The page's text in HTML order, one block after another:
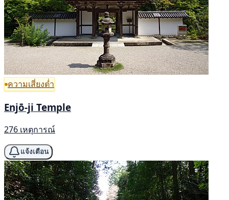
ความเสี่ยงต่ำ
Enjō-ji Temple
276 เหตุการณ์
แจ้งเตือน